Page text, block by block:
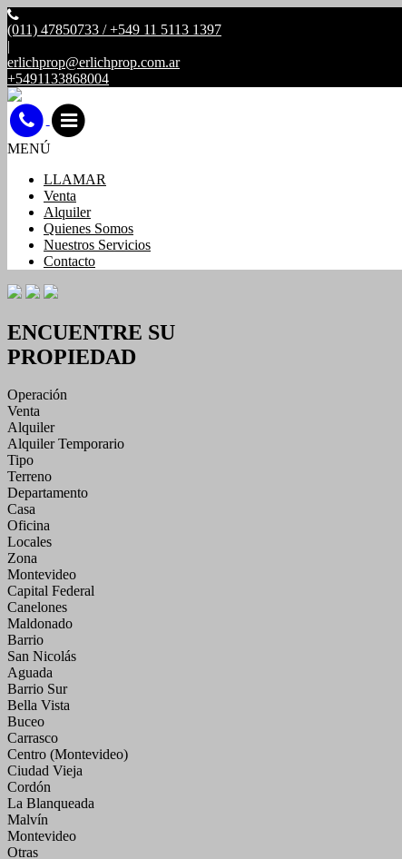
(011) 47850733 / +549 11 5113 1397
|
erlichprop@erlichprop.com.ar
+5491133868004
MENÚ
LLAMAR
Venta
Alquiler
Quienes Somos
Nuestros Servicios
Contacto
ENCUENTRE SU
PROPIEDAD
Operación
Venta
Alquiler
Alquiler Temporario
Tipo
Terreno
Departamento
Casa
Oficina
Locales
Zona
Montevideo
Capital Federal
Canelones
Maldonado
Barrio
San Nicolás
Aguada
Barrio Sur
Bella Vista
Buceo
Carrasco
Centro (Montevideo)
Ciudad Vieja
Cordón
La Blanqueada
Malvín
Montevideo
Otras